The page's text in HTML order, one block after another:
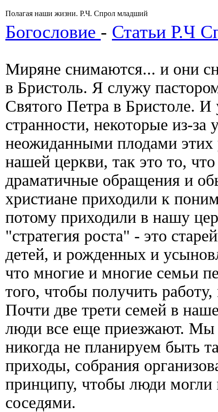
Полагая наши жизни. Р.Ч. Спрол младший
Богословие - Статьи Р.Ч
Миряне снимаются... и они
в Бристоль. Я служу
Святого Петра в Бристоле. И
странности, некоторые из-
неожиданными плодами этих
нашей церкви, так это то,
драматичные обращения и
христиане приходили к
потому приходили в нашу
"стратегия роста" - это
детей, и рожденных и
что многие и многие семьи
того, чтобы получить
Почти две трети семей в
люди все еще приезжают. Мы
никогда не планируем быть
приходы, собрания
принципу, чтобы люди могли
соседями.